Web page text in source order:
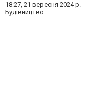
18:27, 21 вересня 2024 р.
Будівництво